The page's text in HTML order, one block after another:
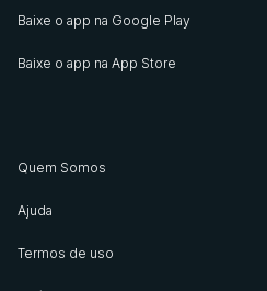
Baixe o app na Google Play
Baixe o app na App Store
Quem Somos
Ajuda
Termos de uso